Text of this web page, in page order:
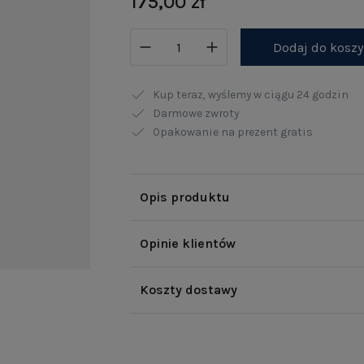
Dodaj do
Kup teraz, wyślemy w ciągu 24 godzin
Darmowe zwroty
Opakowanie na prezent gratis
Opis produktu
Opinie klientów
Koszty dostawy